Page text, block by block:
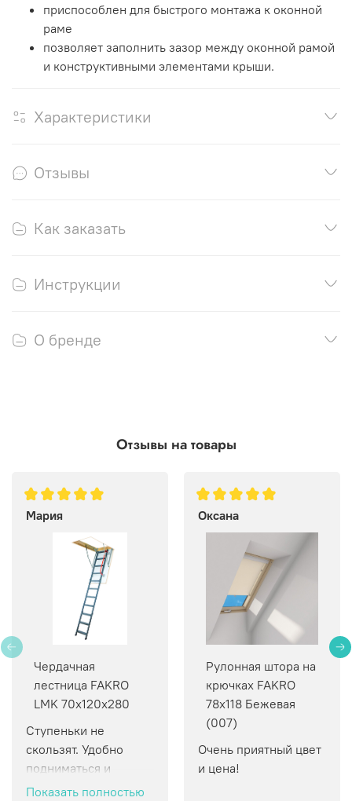
приспособлен для быстрого монтажа к оконной
раме
позволяет заполнить зазор между оконной рамой
и конструктивными элементами крыши.
Характеристики
Отзывы
Как заказать
Инструкции
О бренде
Отзывы на товары
Мария
Чердачная
лестница FAKRO
LMK 70х120х280
Ступеньки не
скользят. Удобно
подниматься и
спускаться.
Показать полностью
Оксана
Рулонная штора на
крючках FAKRO
78х118 Бежевая
(007)
Очень приятный цвет
и цена!